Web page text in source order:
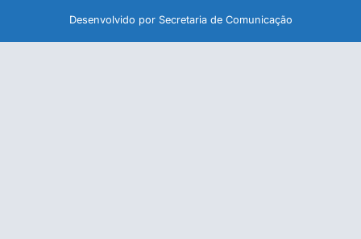
Desenvolvido por Secretaria de Comunicação